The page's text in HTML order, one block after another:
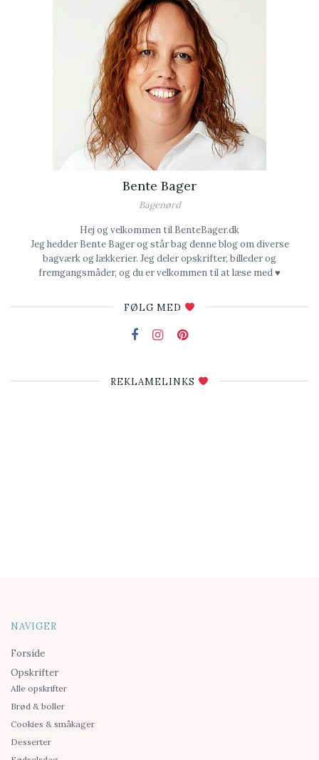
Bente Bager
Bagenørd
Hej og velkommen til BenteBager.dk
Jeg hedder Bente Bager og står bag denne blog om diverse
bagværk og lækkerier. Jeg deler opskrifter, billeder og
fremgangsmåder, og du er velkommen til at læse med ♥
FØLG MED
REKLAMELINKS
NAVIGER
Forside
Opskrifter
Alle opskrifter
Brød & boller
Cookies & småkager
Desserter